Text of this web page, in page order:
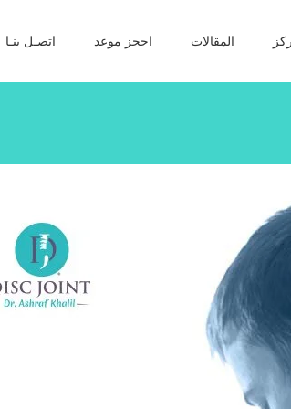
المقالات احجز موعد اتصـل بنـا